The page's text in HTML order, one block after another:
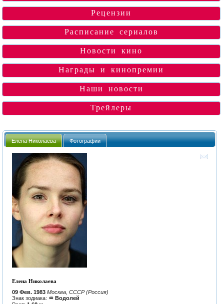
Рецензии
Расписание сериалов
Новости кино
Награды и кинопремии
Наши новости
Трейлеры
Елена Николаева Фотографии
Елена Николаева
09 Фев. 1983 Москва, СССР (Россия)
Знак зодиака: ♒ Водолей